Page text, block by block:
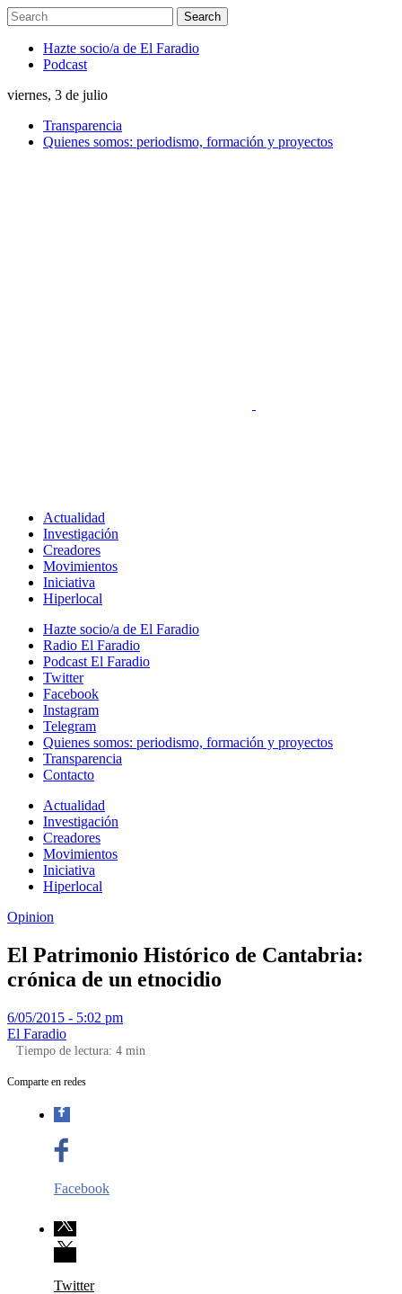
Hazte socio/a de El Faradio
Podcast
viernes, 3 de julio
Transparencia
Quienes somos: periodismo, formación y proyectos
Actualidad
Investigación
Creadores
Movimientos
Iniciativa
Hiperlocal
Hazte socio/a de El Faradio
Radio El Faradio
Podcast El Faradio
Twitter
Facebook
Instagram
Telegram
Quienes somos: periodismo, formación y proyectos
Transparencia
Contacto
Actualidad
Investigación
Creadores
Movimientos
Iniciativa
Hiperlocal
Opinion
El Patrimonio Histórico de Cantabria:
crónica de un etnocidio
6/05/2015 - 5:02 pm
El Faradio
Tiempo de lectura: 4 min
Comparte en redes
Facebook
Twitter